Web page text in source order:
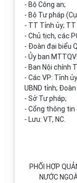
- Bộ Công an;
- Bộ Tư pháp
- TT Tỉnh ủy;
- Chủ tịch, các
- Đoàn đại biểu
- Ủy ban
- Ban Nội chính
- Các VP: Tỉnh
UBND tỉnh; Đoàn
- Sở Tư pháp;
- Cổng thông
- Lưu: VT, NC
PHỐI HỢP
NƯỚC